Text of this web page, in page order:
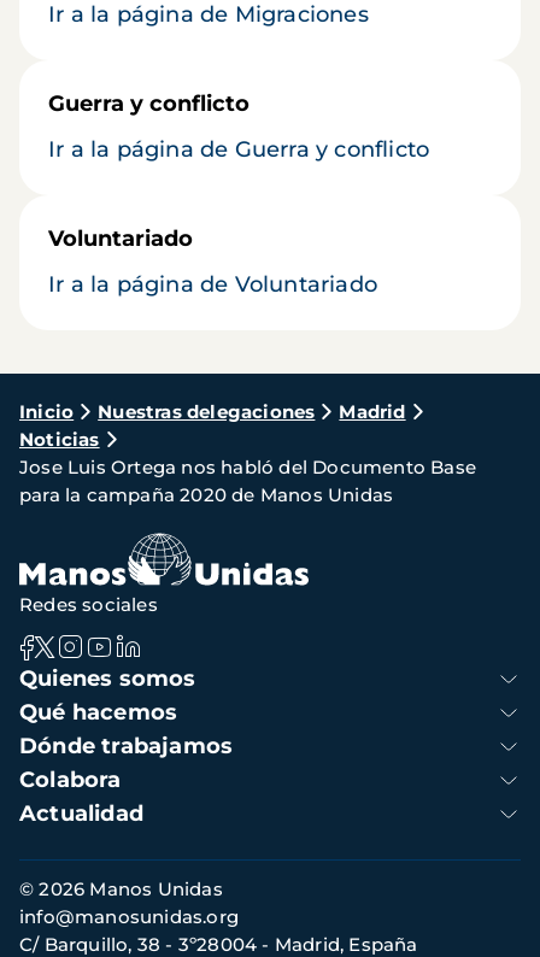
Ir a la página de Migraciones
Guerra y conflicto
Ir a la página de Guerra y conflicto
Voluntariado
Ir a la página de Voluntariado
Ruta
de
navegación
Inicio Nuestras delegaciones
Madrid
Noticias
Jose Luis Ortega nos habló del Documento Base
para la campaña 2020 de Manos Unidas
Navegación
principal
Quienes somos
Qué hacemos
Dónde trabajamos
Colabora
Actualidad
Redes sociales
Información
de
contacto
© 2026 Manos Unidas
C/ Barquillo, 38 - 3º28004 - Madrid, España
info@manosunidas.org